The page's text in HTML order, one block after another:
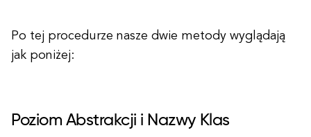
Po tej procedurze nasze dwie metody wyglądają
jak poniżej:
Poziom Abstrakcji i Nazwy Klas